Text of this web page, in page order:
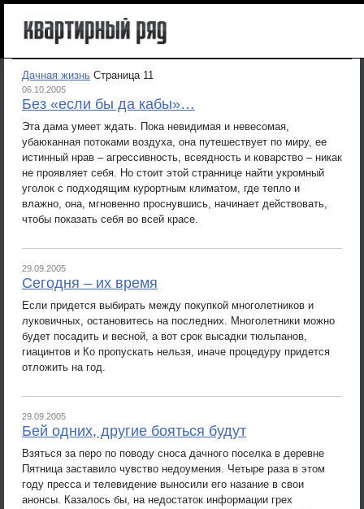
Дачная жизнь Страница 11
06.10.2005
Без «если бы да кабы»…
Эта дама умеет ждать. Пока невидимая и невесомая,
убаюканная потоками воздуха, она путешествует по миру, ее
истинный нрав – агрессивность, всеядность и коварство – никак
не проявляет себя. Но стоит этой страннице найти укромный
уголок с подходящим курортным климатом, где тепло и
влажно, она, мгновенно проснувшись, начинает действовать,
чтобы показать себя во всей красе.
29.09.2005
Сегодня – их время
Если придется выбирать между покупкой многолетников и
луковичных, остановитесь на последних. Многолетники можно
будет посадить и весной, а вот срок высадки тюльпанов,
гиацинтов и Ко пропускать нельзя, иначе процедуру придется
отложить на год.
29.09.2005
Бей одних, другие бояться будут
Взяться за перо по поводу сноса дачного поселка в деревне
Пятница заставило чувство недоумения. Четыре раза в этом
году пресса и телевидение выносили его назание в свои
анонсы. Казалось бы, на недостаток информации грех